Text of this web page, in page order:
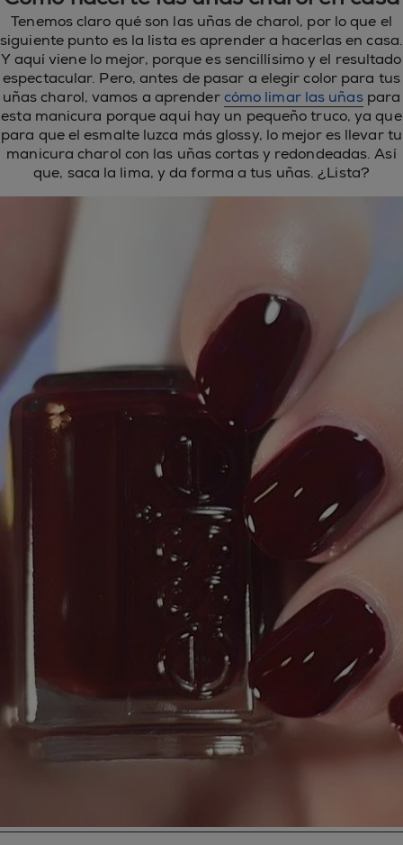
Tenemos claro qué son las uñas de charol, por lo que el
siguiente punto es la lista es aprender a hacerlas en casa.
Y aquí viene lo mejor, porque es sencillísimo y el resultado
espectacular. Pero, antes de pasar a elegir color para tus
uñas charol, vamos a aprendercómo limar las uñaspara
esta manicura porque aquí hay un pequeño truco, ya que
para que el esmalte luzca más glossy, lo mejor es llevar tu
manicura charol con las uñas cortas y redondeadas. Así
que, saca la lima, y da forma a tus uñas. ¿Lista?